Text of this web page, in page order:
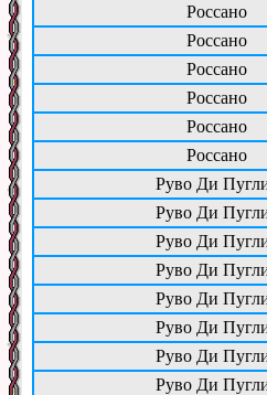
Россано
Россано
Россано
Россано
Россано
Россано
Руво Ди
Руво Ди
Руво Ди
Руво Ди
Руво Ди
Руво Ди
Руво Ди
Руво Ди